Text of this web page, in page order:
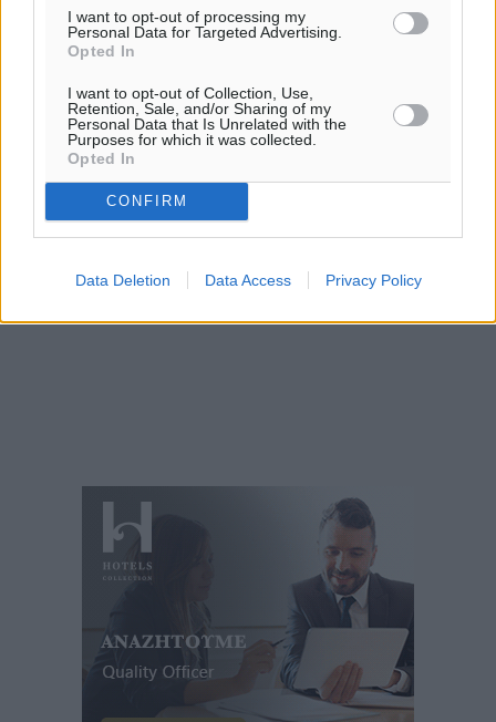
I want to opt-out of processing my
Personal Data for Targeted Advertising.
Opted In
I want to opt-out of Collection, Use,
Retention, Sale, and/or Sharing of my
Personal Data that Is Unrelated with the
Purposes for which it was collected.
Opted In
CONFIRM
Data Deletion Data Access Privacy Policy